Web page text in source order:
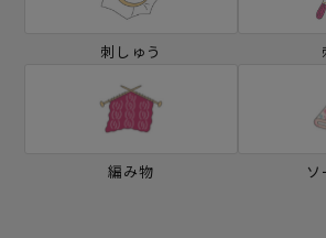
刺しゅう
編み物